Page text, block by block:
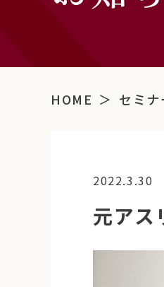
HOME セミナ
2022.3.30
元アス